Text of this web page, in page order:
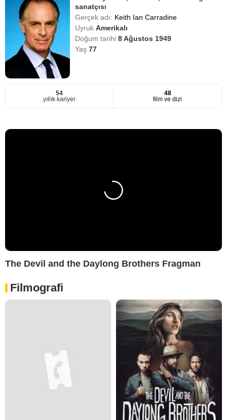
sanatçısı
Gerçek adı: Keith Ian Carradine
UyrukAmerikalı
Doğum tarihi8 Ağustos 1949
Yaş77
54
yıllık kariyer
48
film ve dizi
The Devil and the Daylong Brothers Fragman
Filmografi